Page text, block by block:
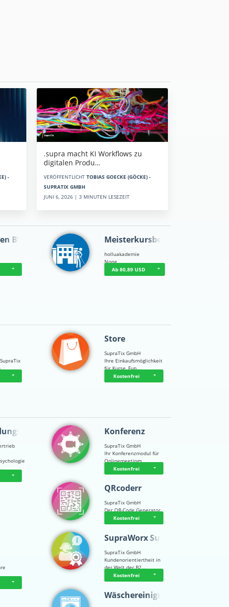
-
.supra macht KI Workflows zu
digitalen Produ…
VERÖFFENTLICHT TOBIAS GOECKE (GÖCKE) -
SUPRATIX GMBH
JUNI 6, 2026 | 3 MINUTEN LESEZEIT
BWL Meisterkursbegl…
holluakademie
None
Ab 80,89 USD
Store
SupraTix GmbH
Ihre Einkaufsmöglichkeit
für Kurse, Fun…
Kostenfrei
Konferenz
SupraTix GmbH
Ihr Konferenzmodul für
Onlinemeetings
Kostenfrei
QRcoderr
SupraTix GmbH
Der QR-Code Generator
Kostenfrei
SupraWorx Suppo…
SupraTix GmbH
Kundenorientiertheit in
der Welt der B2…
Kostenfrei
Wäschereinigung…